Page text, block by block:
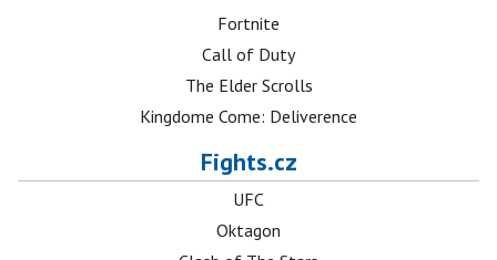
Fortnite
Call of Duty
The Elder Scrolls
Kingdome Come: Deliverence
Fights.cz
UFC
Oktagon